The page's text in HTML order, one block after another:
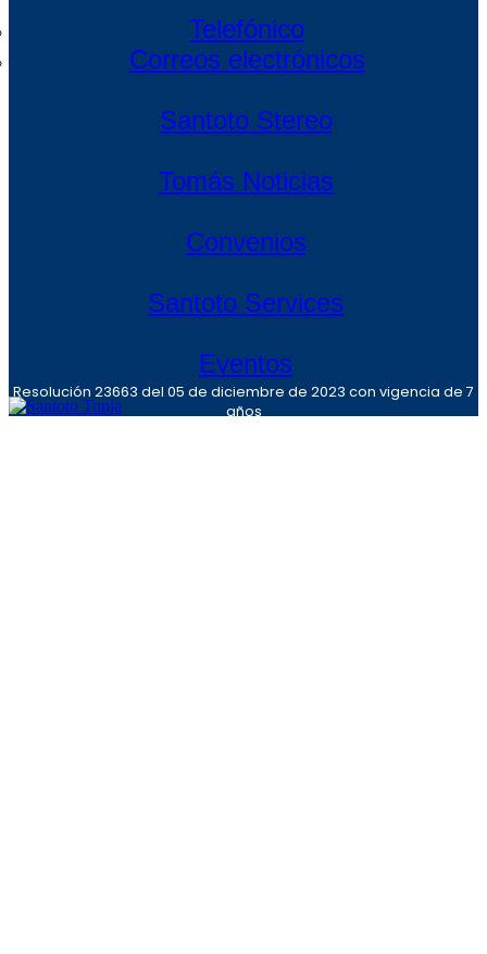
Telefónico
Correos electrónicos
Santoto Stereo
Tomás Noticias
Convenios
Santoto Services
Eventos
Resolución 23663 del 05 de diciembre de 2023 con vigencia de 7
años